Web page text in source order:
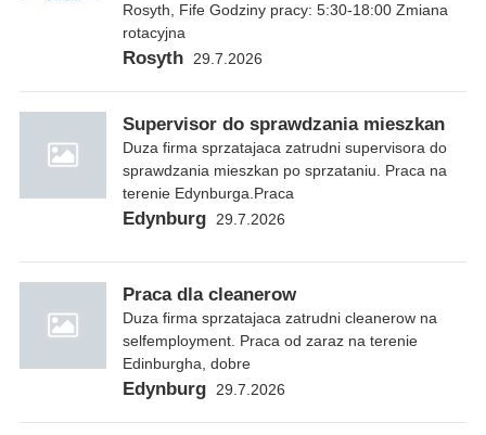
Rosyth, Fife Godziny pracy: 5:30-18:00 Zmiana
rotacyjna
Rosyth 29.7.2026
Supervisor do sprawdzania mieszkan
Duza firma sprzatajaca zatrudni supervisora do
sprawdzania mieszkan po sprzataniu. Praca na
terenie Edynburga.Praca
Edynburg 29.7.2026
Praca dla cleanerow
Duza firma sprzatajaca zatrudni cleanerow na
selfemployment. Praca od zaraz na terenie
Edinburgha, dobre
Edynburg 29.7.2026